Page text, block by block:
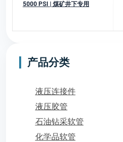
5000 PSI | 煤矿井下专用
产品分类
液压连接件
液压胶管
石油钻采软管
化学品软管